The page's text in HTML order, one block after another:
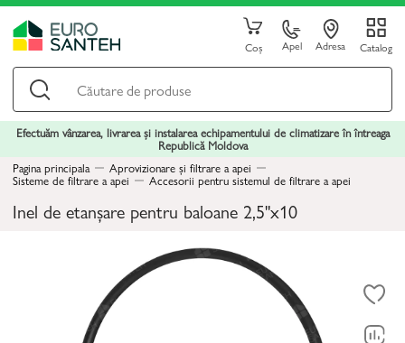
Coș Apel Adresa Catalog
Efectuăm vânzarea, livrarea și instalarea echipamentului de climatizare în întreaga
Republică Moldova
Pagina principala
Aprovizionare și filtrare a apei
Sisteme de filtrare a apei Accesorii pentru sistemul de filtrare a apei
Inel de etanșare pentru baloane 2,5"x10